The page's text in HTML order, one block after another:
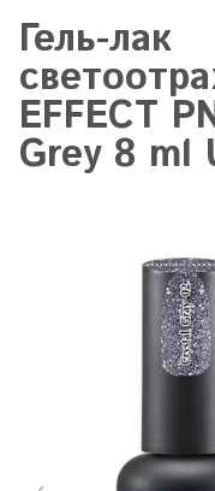
Гель-лак
EFFECT
Grey 8 ml